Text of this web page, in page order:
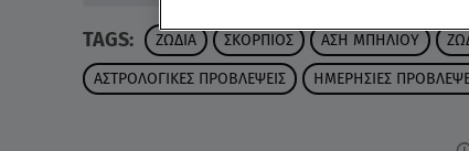
TAGS: ΖΩΔΙΑ ΣΚΟΡΠΙΟΣ ΑΣΗ ΜΠΗΛΙΟΥ
ΑΣΤΡΟΛΟΓΙΚΕΣ ΠΡΟΒΛΕΨΕΙΣ ΗΜΕΡΗΣΙΕΣ